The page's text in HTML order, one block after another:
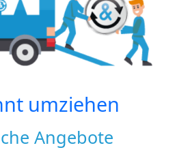
umziehen
Angebote